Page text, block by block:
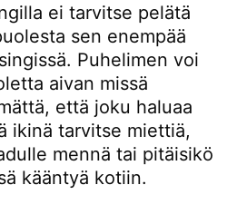
ei tarvitse pelätä
sen enempää
Puhelimen voi
aivan missä
että joku haluaa
ikinä tarvitse miettiä,
mennä tai pitäisikö
kääntyä kotiin.